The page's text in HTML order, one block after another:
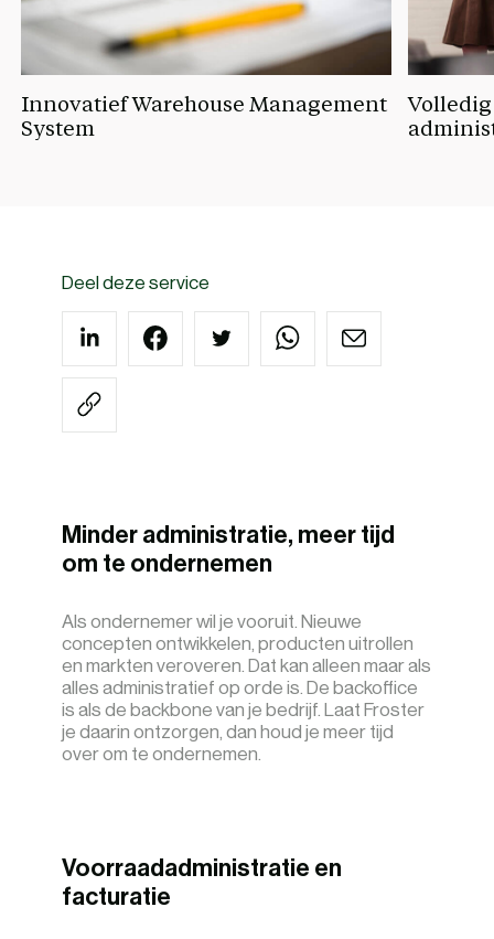
Innovatief Warehouse Management
System
Deel deze service
Minder administratie, meer tijd
om te ondernemen
Als ondernemer wil je vooruit. Nieuwe
concepten ontwikkelen, producten uitrollen
en markten veroveren. Dat kan alleen maar als
alles administratief op orde is. De backoffice
is als de backbone van je bedrijf. Laat Froster
je daarin ontzorgen, dan houd je meer tijd
over om te ondernemen.
Voorraadadministratie en
facturatie